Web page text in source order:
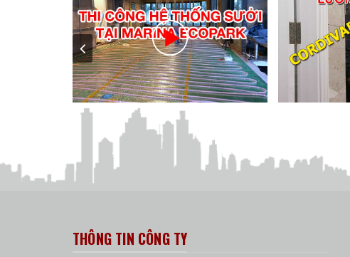
THÔNG TIN CÔNG TY